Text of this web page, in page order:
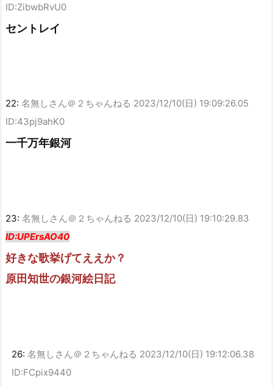
ID:ZibwbRvU0
セントレイ
22: 名無しさん＠２ちゃんねる 2023/12/10(日) 19:09:26.05
ID:43pj9ahK0
一千万年銀河
23: 名無しさん＠２ちゃんねる 2023/12/10(日) 19:10:29.83
ID:UPErsAO40
好きな歌挙げてええか？
原田知世の銀河絵日記
26: 名無しさん＠２ちゃんねる 2023/12/10(日) 19:12:06.38
ID:FCpix9440